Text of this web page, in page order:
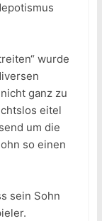
wurde
ganz zu
eitel
um die
so einen
sein Sohn